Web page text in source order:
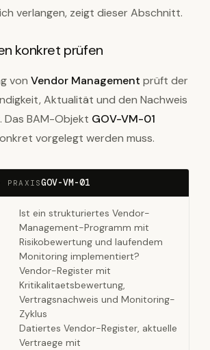
verlangen, zeigt dieser Abschnitt.
konkret prüfen
von Vendor Management prüft der
Aktualität und den Nachweis
Das BAM-Objekt GOV-VM-01
vorgelegt werden muss.
PRAXISGOV-VM-01
Ist ein strukturiertes Vendor-
Management-Programm mit
Risikobewertung und laufendem
Monitoring implementiert?
Vendor-Register mit
Kritikalitaetsbewertung,
Vertragsnachweis und Monitoring-
Zyklus
Datiertes Vendor-Register, aktuelle
Vertraege mit